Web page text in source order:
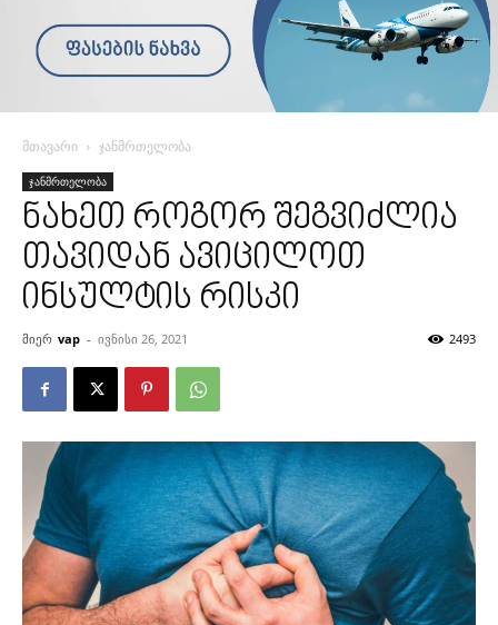
მთავარი ჯანმრთელობა
ჯანმრთელობა
ნახეთ როგორ შეგვიძლია
თავიდან ავიცილოთ
ინსულტის რისკი
მიერ vap - ივნისი 26, 2021 2493